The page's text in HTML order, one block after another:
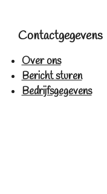
Contactgegevens
Over ons
Bericht sturen
Bedrijfsgegevens